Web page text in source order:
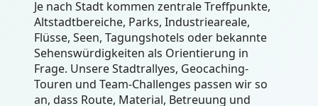
Je nach Stadt kommen zentrale Treffpunkte,
Altstadtbereiche, Parks, Industrieareale,
Flüsse, Seen, Tagungshotels oder bekannte
Sehenswürdigkeiten als Orientierung in
Frage. Unsere Stadtrallyes, Geocaching-
Touren und Team-Challenges passen wir so
an, dass Route, Material, Betreuung und